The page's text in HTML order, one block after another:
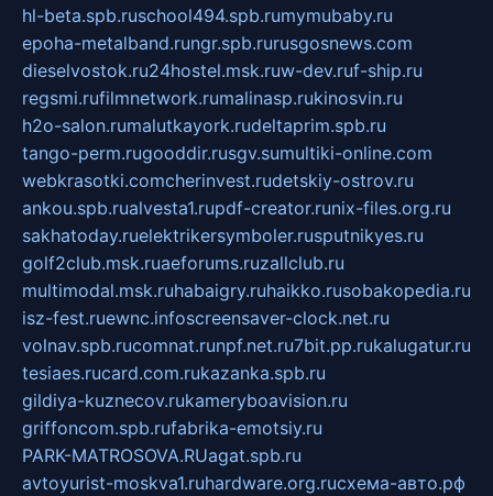
hl-beta.spb.ruschool494.spb.rumymubaby.ru
epoha-metalband.rungr.spb.rurusgosnews.com
dieselvostok.ru24hostel.msk.ruw-dev.ruf-ship.ru
regsmi.rufilmnetwork.rumalinasp.rukinosvin.ru
h2o-salon.rumalutkayork.rudeltaprim.spb.ru
tango-perm.rugooddir.rusgv.sumultiki-online.com
webkrasotki.comcherinvest.rudetskiy-ostrov.ru
ankou.spb.rualvesta1.rupdf-creator.runix-files.org.ru
sakhatoday.ruelektrikersymboler.rusputnikyes.ru
golf2club.msk.ruaeforums.ruzallclub.ru
multimodal.msk.ruhabaigry.ruhaikko.rusobakopedia.ru
isz-fest.ruewnc.infoscreensaver-clock.net.ru
volnav.spb.rucomnat.runpf.net.ru7bit.pp.rukalugatur.ru
tesiaes.rucard.com.rukazanka.spb.ru
gildiya-kuznecov.rukameryboavision.ru
griffoncom.spb.rufabrika-emotsiy.ru
PARK-MATROSOVA.RUagat.spb.ru
avtoyurist-moskva1.ruhardware.org.ruсхема-авто.рф